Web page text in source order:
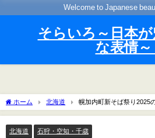
Welcome to Japanese
そらいろ～日本
な表情
ホーム 北海道
幌加内町新そば祭り2025
クセスや駐車場は？
北海道 石狩・空知・千歳